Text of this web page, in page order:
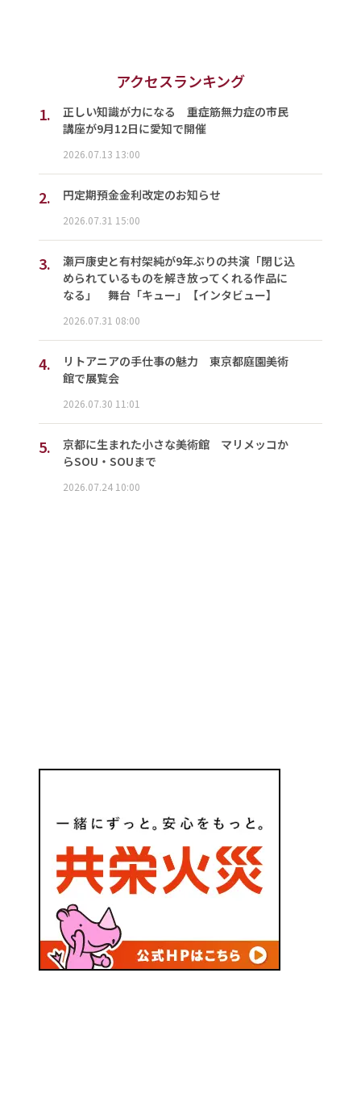
アクセスランキング
1.
正しい知識が力になる 重症筋無力症の市民
講座が9月12日に愛知で開催
2026.07.13 13:00
2. 円定期預金金利改定のお知らせ
2026.07.31 15:00
3.
瀬戸康史と有村架純が9年ぶりの共演「閉じ込
められているものを解き放ってくれる作品に
なる」 舞台「キュー」【インタビュー】
2026.07.31 08:00
4.
リトアニアの手仕事の魅力 東京都庭園美術
館で展覧会
2026.07.30 11:01
5.
京都に生まれた小さな美術館 マリメッコか
らSOU・SOUまで
2026.07.24 10:00